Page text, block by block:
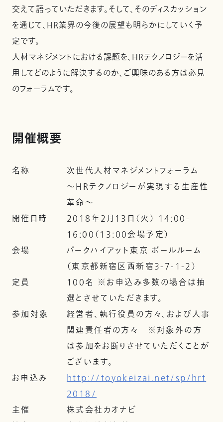
交えて語っていただきます。そして、そのディスカッション
を通じて、HR業界の今後の展望も明らかにしていく予
定です。
人材マネジメントにおける課題を、HRテクノロジーを活
用してどのように解決するのか、ご興味のある方は必見
のフォーラムです。
開催概要
名称
次世代人材マネジメントフォーラム
～HRテクノロジーが実現する生産性
革命～
開催日時
2018年2月13日（火） 14:00-
16:00（13:00会場予定）
会場
パークハイアット東京 ボールルーム
（東京都新宿区西新宿3-7-1-2）
定員
100名 ※お申込み多数の場合は抽
選とさせていただきます。
参加対象
経営者、執行役員の方々、および人事
関連責任者の方々 ※対象外の方
は参加をお断りさせていただくことが
ございます。
お申込み
http://toyokeizai.net/sp/hrt
2018/
主催
株式会社カオナビ